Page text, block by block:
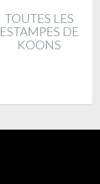
TOUTES LES
ESTAMPES DE
KOONS